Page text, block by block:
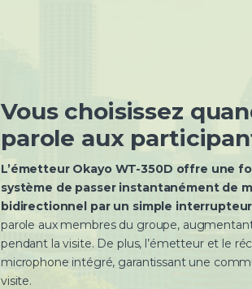
Vous choisissez
parole aux
L’émetteur Okayo WT-350D offre une
système de passer instantanément de
bidirectionnel par un simple
parole aux membres du groupe,
pendant la visite. De plus, l’émetteur et le
microphone intégré, garantissant une
visite.